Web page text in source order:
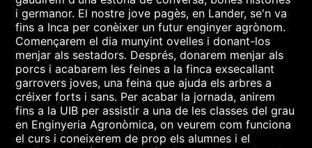
i germanor. El nostre jove pagès, en Lander, se'n va
fins a Inca per conèixer un futur enginyer agrònom.
Començarem el dia munyint ovelles i donant-los
menjar als sestadors. Després, donarem menjar als
porcs i acabarem les feines a la finca exsecallant
garrovers joves, una feina que ajuda els arbres a
créixer forts i sans. Per acabar la jornada, anirem
fins a la UIB per assistir a una de les classes del grau
en Enginyeria Agronòmica, on veurem com funciona
el curs i coneixerem de prop els alumnes i el